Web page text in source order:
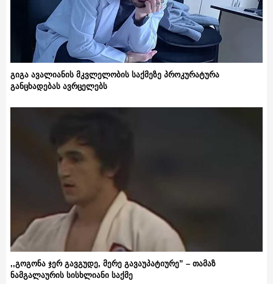
გიგა ავალიანის მკვლელობის საქმეზე პროკურატურა
განცხადებას ავრცელებს
,,გოგონა ჯერ გავგუდე, მერე გავაუპატიურე” – თამაზ
ნამგალაურის სისხლიანი საქმე